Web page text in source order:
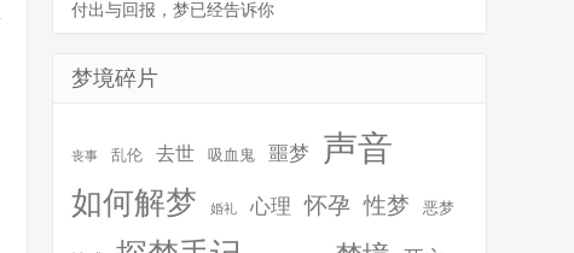
付出与回报，梦已经告诉你
梦境碎片
丧事 乱伦 去世 吸血鬼 噩梦 声音
如何解梦 婚礼 心理 怀孕 性梦 恶梦